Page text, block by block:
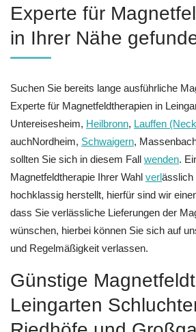
Experte für
in Ihrer Nähe
Suchen Sie bereits lange ausführliche
Experte für Magnetfeldtherapien in
Untereisesheim, Heilbronn, Lauffen
auchNordheim, Schwaigern,
sollten Sie sich in diesem Fall wenden.
Magnetfeldtherapie Ihrer Wahl verlässlich
hochklassig herstellt, hierfür sind wir
dass Sie verlässliche Lieferungen der
wünschen, hierbei können Sie sich auf
und Regelmäßigkeit verlassen.
Günstige
Leingarten